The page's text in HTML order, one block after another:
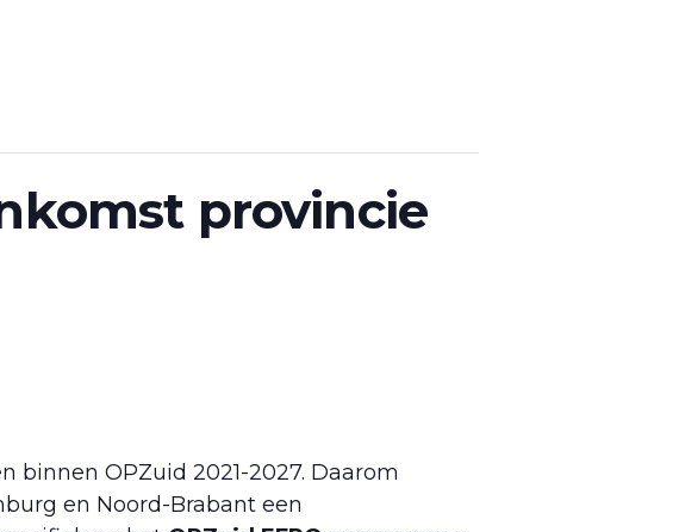
provincie
binnen OPZuid 2021-2027. Daarom
en Noord-Brabant een